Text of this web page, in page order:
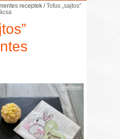
receptek /Tofus „sajtos”